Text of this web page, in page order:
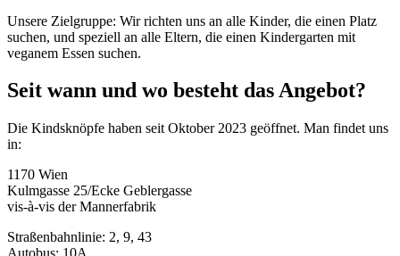
Unsere Zielgruppe: Wir richten uns an alle Kinder, die einen Platz
suchen, und speziell an alle Eltern, die einen Kindergarten mit
veganem Essen suchen.
Seit wann und wo besteht das Angebot?
Die Kindsknöpfe haben seit Oktober 2023 geöffnet. Man findet uns
in:
1170 Wien
Kulmgasse 25/Ecke Geblergasse
vis-à-vis der Mannerfabrik
Straßenbahnlinie: 2, 9, 43